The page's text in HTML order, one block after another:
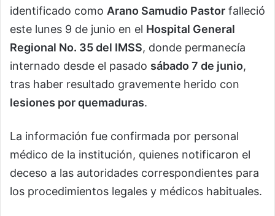
identificado como Arano Samudio Pastor falleció
este lunes 9 de junio en el Hospital General
Regional No. 35 del IMSS, donde permanecía
internado desde el pasado sábado 7 de junio,
tras haber resultado gravemente herido con
lesiones por quemaduras.
La información fue confirmada por personal
médico de la institución, quienes notificaron el
deceso a las autoridades correspondientes para
los procedimientos legales y médicos habituales.